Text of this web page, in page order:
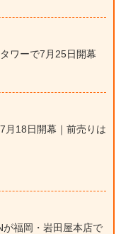
ワーで7月25日開幕
月18日開幕｜前売りは
が福岡・岩田屋本店で